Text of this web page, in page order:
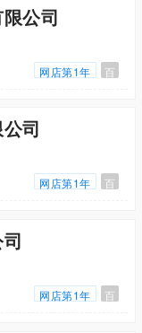
公司
网店第1年 百
司
网店第1年 百
网店第1年 百